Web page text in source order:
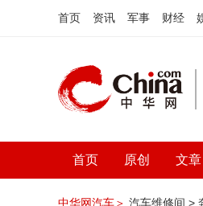
首页 资讯 军事 财经
首页 原创 文章
中华网汽车＞ 汽车维修间 >